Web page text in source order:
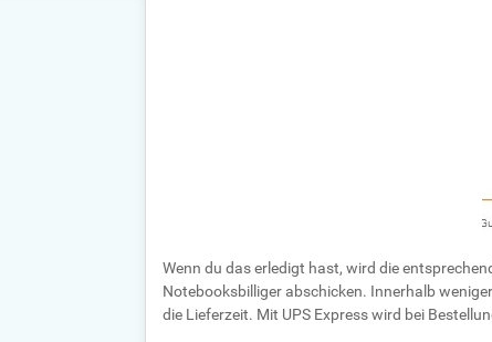
Wenn du das erledigt hast, wird die
Notebooksbilliger abschicken. Innerhalb
die Lieferzeit. Mit UPS Express wird bei